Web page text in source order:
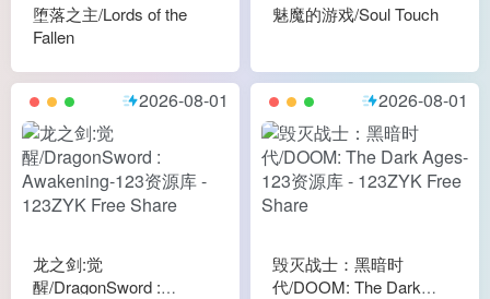
堕落之主/Lords of the
Fallen
魅魔的游戏/Soul Touch
2026-08-01
龙之剑:觉
醒/DragonSword :
2026-08-01
毁灭战士：黑暗时
代/DOOM: The Dark